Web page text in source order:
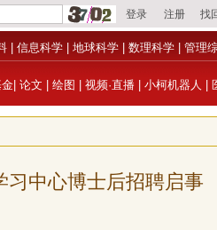
信息科学 地球科学 数理科学 管理
论文 绘图 视频·直播 小柯机器人
习中心博士后招聘启事